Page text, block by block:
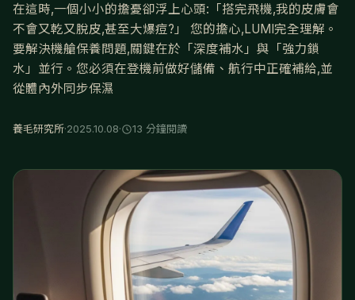
在這時,一個小小的擔憂卻浮上心頭:「搭完飛機,我的皮膚會
不會又乾又脫皮,甚至大爆痘?」 您的擔心,LUMI完全理解。
要解決機艙保養問題,關鍵在於「深度補水」與「強力鎖
水」並行。您必須在登機前做好儲備、航行中正確補給,並
從體內外同步保濕
養毛研究所·2025.10.08· 13 分鐘閱讀